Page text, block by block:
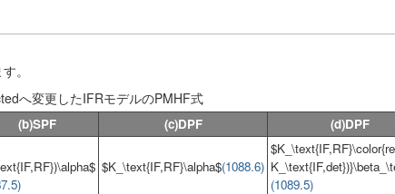
。
へ変更したIFRモデルのPMHF式
(b)SPF (c)DPF (d)DPF
$K_\text{IF,RF}\alpha$(1088.6)
(1089.5)